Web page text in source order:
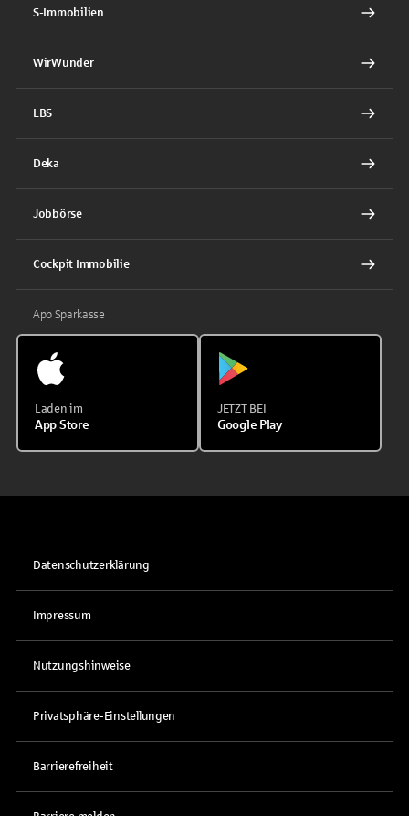
S-Immobilien
WirWunder
LBS
Deka
Jobbörse
Cockpit Immobilie
App Sparkasse
Laden im
App Store
JETZT BEI
Google Play
Datenschutzerklärung
Impressum
Nutzungshinweise
Privatsphäre-Einstellungen
Barrierefreiheit